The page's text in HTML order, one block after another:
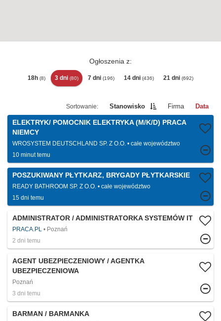
Ogłoszenia z:
18h (8) 3 dni (80) 7 dni (196) 14 dni (436) 21 dni (692)
Stanowisko Firma Data
ELEKTRYK/ POMOCNIK ELEKTRYKA (M/K/D) PRACA
NIEMCY
WROSYSTEM DEUTSCHLAND SP. Z O.O.
całe województwo
10 minut temu
POSZUKIWANY PŁYTKARZ, BRYGADY PŁYTKARSKIE
READY BATHROOM SP. Z O.O.
całe województwo
15 dni temu
ADMINISTRATOR / ADMINISTRATORKA SYSTEMÓW IT
PRACA.PL
Poznań
2 dni temu
AGENT UBEZPIECZENIOWY / AGENTKA
UBEZPIECZENIOWA
Poznań
3 dni temu
BARMAN / BARMANKA